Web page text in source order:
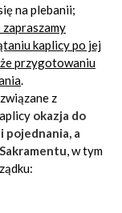
na plebanii;
kaplicy po jej
przygotowaniu
.
z
okazja do
pojednania, a
, w tym